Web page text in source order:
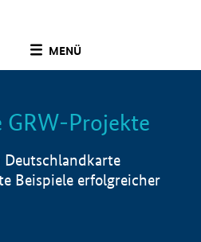
MENÜ
Info
GRW-Projekte
Beispiele erfolgreicher